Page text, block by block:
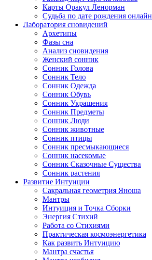
Карты Оракул Ленорман
Судьба по дате рождения онлайн
Лаборатория сновидений
Архетипы
Фазы сна
Анализ сновидения
Женский сонник
Сонник Голова
Сонник Тело
Сонник Одежда
Сонник Обувь
Сонник Украшения
Сонник Предметы
Сонник Люди
Сонник животные
Сонник птицы
Сонник пресмыкающиеся
Сонник насекомые
Сонник Сказочные Существа
Сонник растения
Развитие Интуиции
Сакральная геометрия Яноша
Мантры
Интуиция и Точка Сборки
Энергия Стихий
Работа со Стихиями
Практическая космоэнергетика
Как развить Интуицию
Мантра счастья